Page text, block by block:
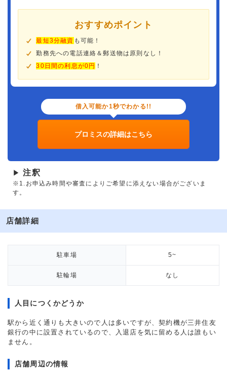
おすすめポイント
最短3分融資 も可能！
勤務先への電話連絡＆郵送物は原則なし！
30日間の利息が0円 ！
借入可能か1秒でわかる!!
プロミスの詳細はこちら
▶ 注釈
※1.お申込み時間や審査によりご希望に添えない場合がございま
す。
店舗詳細
駐車場 5~
駐輪場 なし
人目につくかどうか
駅から近く通りも大きいので人は多いですが、契約機が三井住友
銀行の中に設置されているので、入退店を気に留める人は誰もい
ません。
店舗周辺の情報